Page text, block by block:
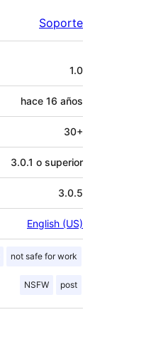
Soporte
1.0
hace 16 años
30+
3.0.1 o superior
3.0.5
English (US)
not safe for work
NSFW post